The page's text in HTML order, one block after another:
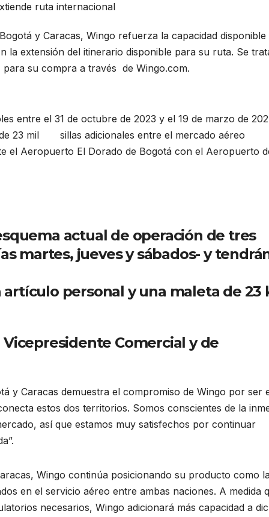
ruta internacional
y Caracas, Wingo refuerza la capacidad disponible
la extensión del itinerario disponible para su ruta. Se
para su compra a través de Wingo.com.
entre el 31 de octubre de 2023 y el 19 de marzo de
23 mil sillas adicionales entre el mercado aéreo
el Aeropuerto El Dorado de Bogotá con el Aeropuerto
actual de operación de tres
martes, jueves y sábados- y
personal y una maleta de 23
Comercial y de
y Caracas demuestra el compromiso de Wingo por ser
estos dos territorios. Somos conscientes de la
así que estamos muy satisfechos por continuar
Wingo continúa posicionando su producto como
en el servicio aéreo entre ambas naciones. A medida
necesarios, Wingo adicionará más capacidad a